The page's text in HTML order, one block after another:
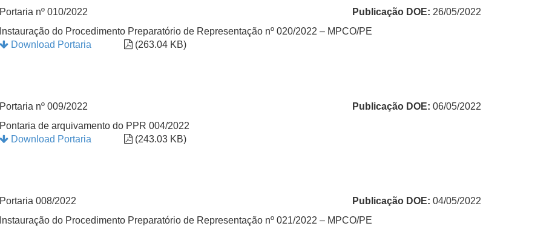
Portaria nº 010/2022 Publicação DOE: 26/05/2022
Instauração do Procedimento Preparatório de Representação nº 020/2022 – MPCO/PE
Download Portaria
(263.04 KB)
Portaria nº 009/2022 Publicação DOE: 06/05/2022
Pontaria de arquivamento do PPR 004/2022
Download Portaria
(243.03 KB)
Portaria 008/2022 Publicação DOE: 04/05/2022
Instauração do Procedimento Preparatório de Representação nº 021/2022 – MPCO/PE